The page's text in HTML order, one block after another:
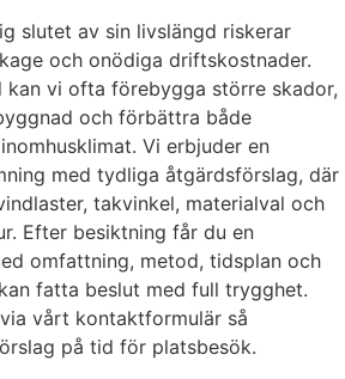
slutet av sin livslängd riskerar
och onödiga driftskostnader.
kan vi ofta förebygga större skador,
och förbättra både
Vi erbjuder en
med tydliga åtgärdsförslag, där
takvinkel, materialval och
Efter besiktning får du en
omfattning, metod, tidsplan och
fatta beslut med full trygghet.
vårt kontaktformulär så
på tid för platsbesök.